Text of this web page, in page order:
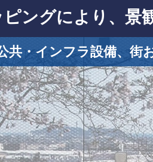
ングにより、景
共・インフラ設備、街